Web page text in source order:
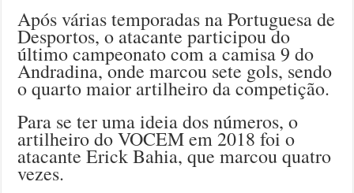
Após várias temporadas na Portuguesa de
Desportos, o atacante participou do
último campeonato com a camisa 9 do
Andradina, onde marcou sete gols, sendo
o quarto maior artilheiro da competição.
Para se ter uma ideia dos números, o
artilheiro do VOCEM em 2018 foi o
atacante Erick Bahia, que marcou quatro
vezes.